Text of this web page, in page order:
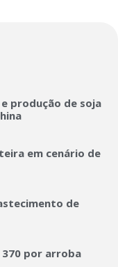
produção de soja
em cenário de
de
por arroba